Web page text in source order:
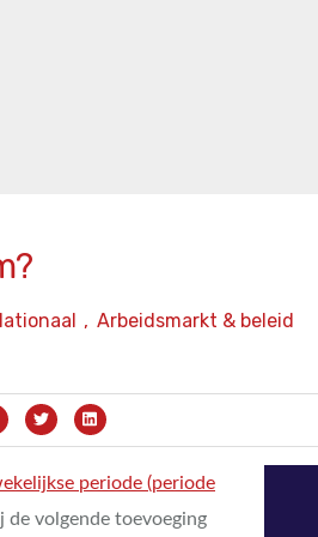
Arbeidsmarkt & beleid
,
periode (periode
volgende toevoeging